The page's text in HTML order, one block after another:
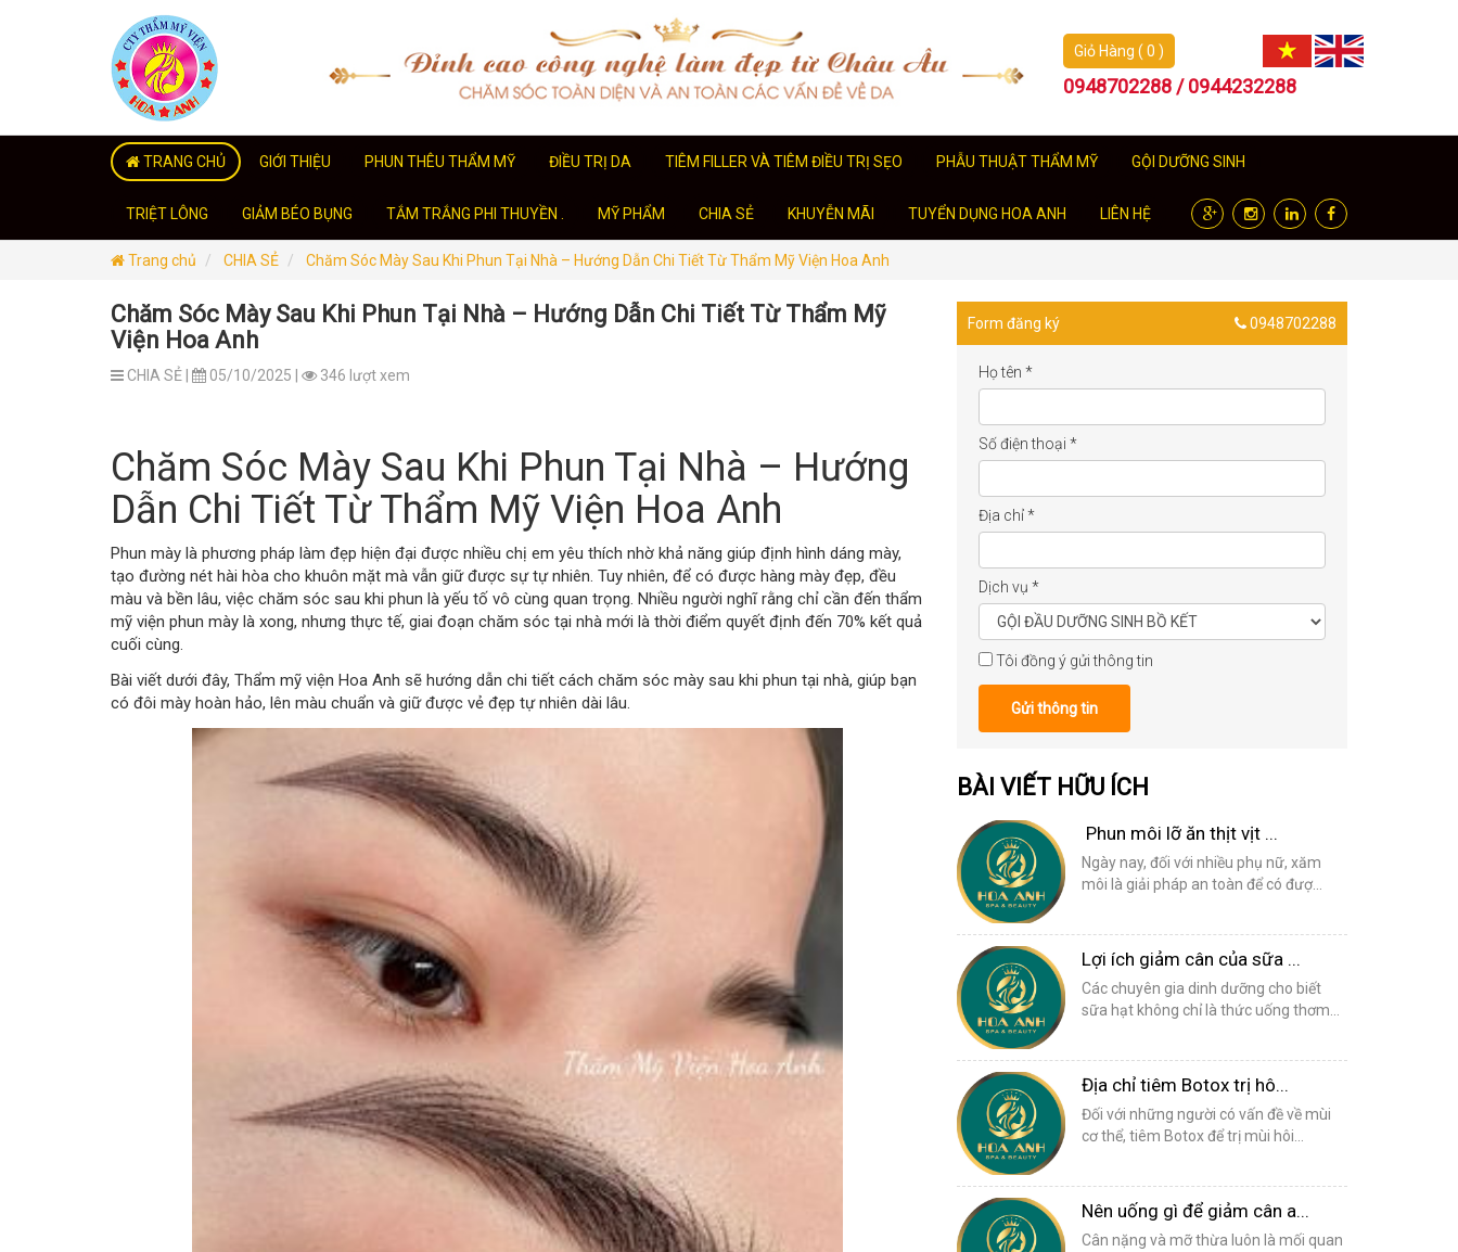
Giỏ Hàng ( 0 )
0948702288 / 0944232288
TRANG CHỦ GIỚI THIỆU PHUN THÊU THẨM MỸ ĐIỀU TRỊ DA TIÊM FILLER VÀ TIÊM ĐIỀU TRỊ SẸO PHẪU THUẬT THẨM MỸ GỘI DƯỠNG SINH
TRIỆT LÔNG GIẢM BÉO BỤNG TẮM TRẮNG PHI THUYỀN . MỸ PHẨM CHIA SẺ KHUYỄN MÃI TUYỂN DỤNG HOA ANH LIÊN HỆ
Trang chủ CHIA SẺ Chăm Sóc Mày Sau Khi Phun Tại Nhà – Hướng Dẫn Chi Tiết Từ Thẩm Mỹ Viện Hoa Anh
Chăm Sóc Mày Sau Khi Phun Tại Nhà – Hướng Dẫn Chi Tiết Từ Thẩm Mỹ
Viện Hoa Anh
CHIA SẺ | 05/10/2025 | 346 lượt xem
Chăm Sóc Mày Sau Khi Phun Tại Nhà – Hướng
Dẫn Chi Tiết Từ Thẩm Mỹ Viện Hoa Anh
Phun mày là phương pháp làm đẹp hiện đại được nhiều chị em yêu thích nhờ khả năng giúp định hình dáng mày,
tạo đường nét hài hòa cho khuôn mặt mà vẫn giữ được sự tự nhiên. Tuy nhiên, để có được hàng mày đẹp, đều
màu và bền lâu, việc chăm sóc sau khi phun là yếu tố vô cùng quan trọng. Nhiều người nghĩ rằng chỉ cần đến thẩm
mỹ viện phun mày là xong, nhưng thực tế, giai đoạn chăm sóc tại nhà mới là thời điểm quyết định đến 70% kết quả
cuối cùng.
Bài viết dưới đây, Thẩm mỹ viện Hoa Anh sẽ hướng dẫn chi tiết cách chăm sóc mày sau khi phun tại nhà, giúp bạn
có đôi mày hoàn hảo, lên màu chuẩn và giữ được vẻ đẹp tự nhiên dài lâu.
Form đăng ký 0948702288
Họ tên *
Số điện thoại *
Địa chỉ*
Dịch vụ *
Tôi đồng ý gửi thông tin
Gửi thông tin
BÀI VIẾT HỮU ÍCH
Phun môi lỡ ăn thịt vịt ...
Ngày nay, đối với nhiều phụ nữ, xăm
môi là giải pháp an toàn để có đượ...
Lợi ích giảm cân của sữa ...
Các chuyên gia dinh dưỡng cho biết
sữa hạt không chỉ là thức uống thơm...
Địa chỉ tiêm Botox trị hô...
Đối với những người có vấn đề về mùi
cơ thể, tiêm Botox để trị mùi hôi...
Nên uống gì để giảm cân a...
Cân nặng và mỡ thừa luôn là mối quan